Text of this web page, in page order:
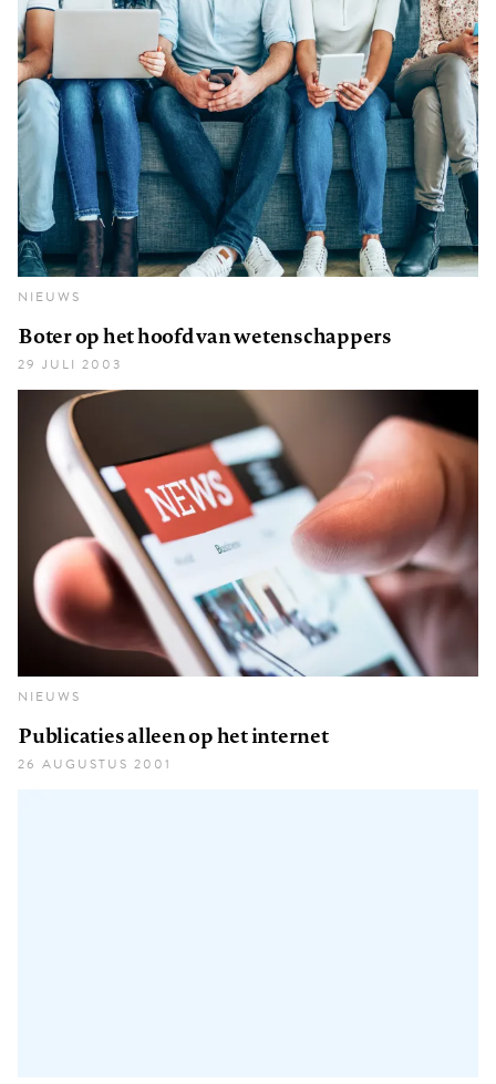
NIEUWS
Boter op het hoofd van wetenschappers
29 JULI 2003
NIEUWS
Publicaties alleen op het internet
26 AUGUSTUS 2001